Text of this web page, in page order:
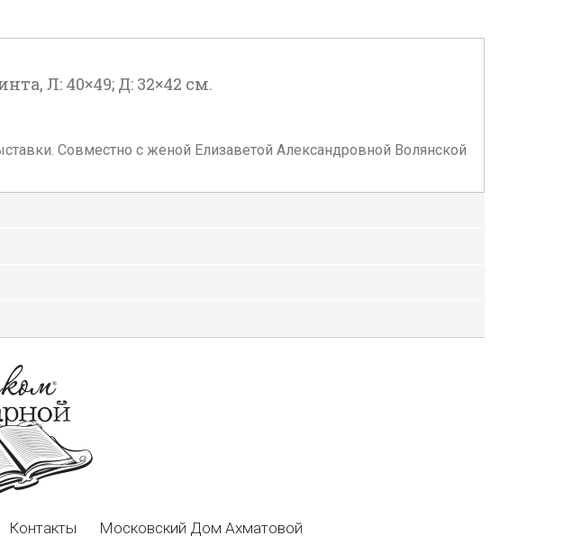
Л: 40×49; Д: 32×42 см.
Совместно с женой Елизаветой Александровной Волянской
Контакты Московский Дом Ахматовой